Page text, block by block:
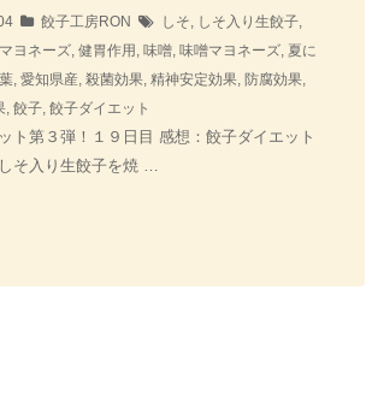
餃子工房RON しそ, しそ入り生餃子,
マヨネーズ, 健胃作用 , 味噌, 味噌マヨネーズ, 夏に
, 愛知県産, 殺菌効果, 精神安定効果, 防腐効果,
, 餃子, 餃子ダイエット
ト第３弾！１９日目 感想：餃子ダイエット
そ入り生餃子を焼 …